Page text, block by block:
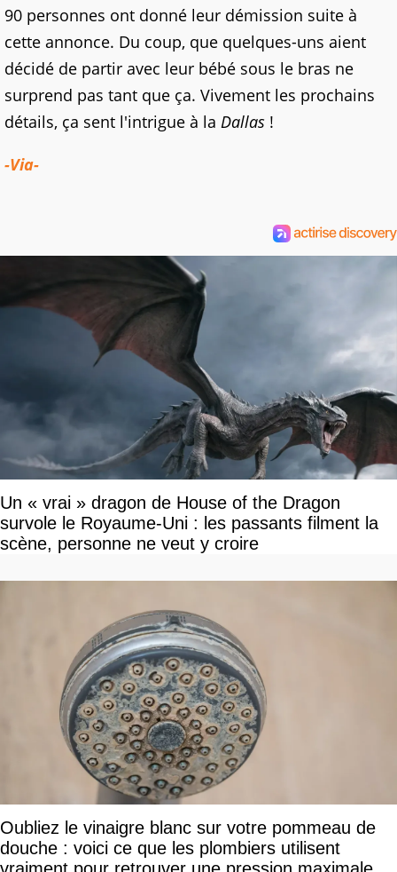
90 personnes ont donné leur démission suite à
cette annonce. Du coup, que quelques-uns aient
décidé de partir avec leur bébé sous le bras ne
surprend pas tant que ça. Vivement les prochains
détails, ça sent l'intrigue à la Dallas !
-Via-
Un « vrai » dragon de House of the Dragon
survole le Royaume-Uni : les passants filment la
scène, personne ne veut y croire
Oubliez le vinaigre blanc sur votre pommeau de
douche : voici ce que les plombiers utilisent